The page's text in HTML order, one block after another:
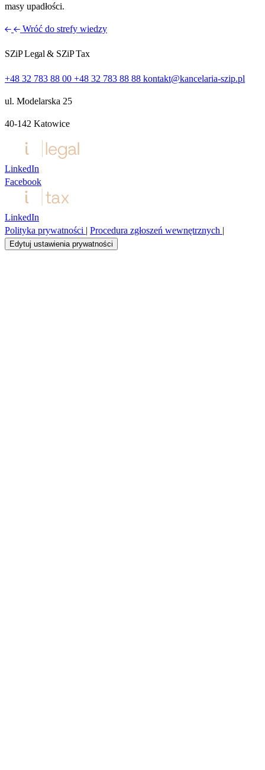
masy upadłości.
Wróć do strefy wiedzy
SZiP Legal & SZiP Tax
+48 32 783 88 00 +48 32 783 88 88 kontakt@kancelaria-szip.pl
ul. Modelarska 25
40‑142 Katowice
LinkedIn
Facebook
LinkedIn
Polityka prywatności | Procedura zgłoszeń wewnętrznych |
Edytuj ustawienia prywatności